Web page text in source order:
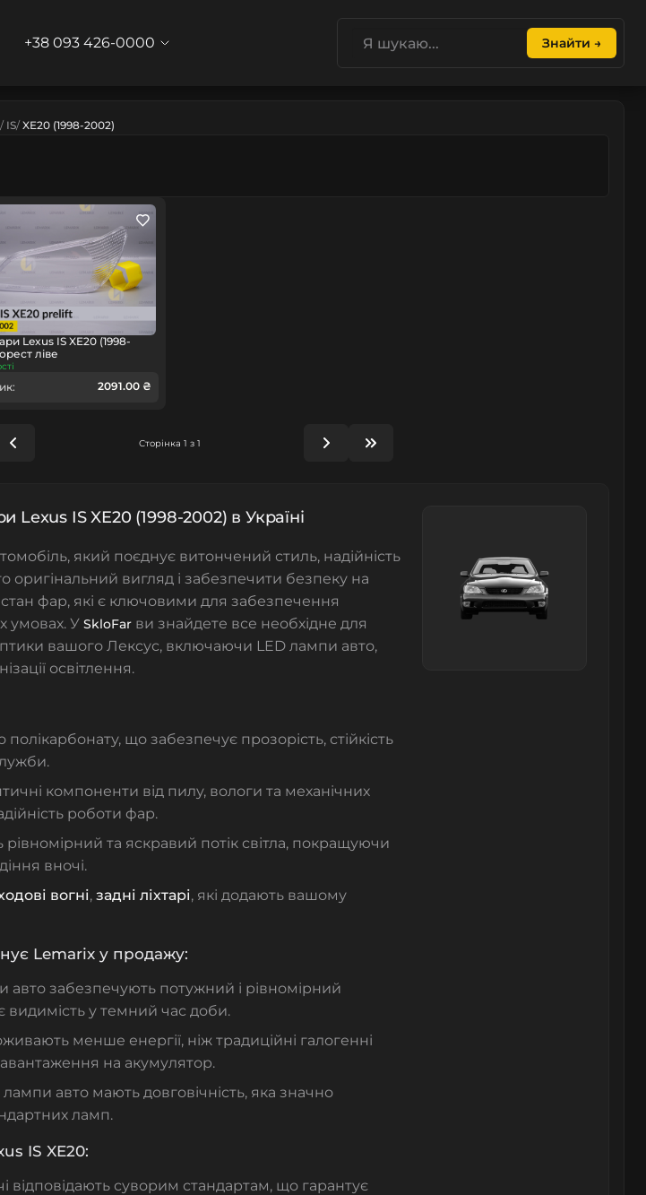
+38 093 426-0000 Знайти →
IS XE20 (1998-2002)
Lexus IS XE20 (1998-
ліве
2091.00 ₴
Сторінка 1 з 1
IS XE20 (1998-2002) в Україні
який поєднує витончений стиль, надійність
оригінальний вигляд і забезпечити безпеку на
фар, які є ключовими для забезпечення
умовах. У SkloFar ви знайдете все необхідне для
вашого Лексус, включаючи LED лампи авто,
освітлення.
полікарбонату, що забезпечує прозорість, стійкість
компоненти від пилу, вологи та механічних
роботи фар.
та яскравий потік світла, покращуючи
вночі.
вогні, задні ліхтарі, які додають вашому
Lemarix у продажу:
авто забезпечують потужний і рівномірний
видимість у темний час доби.
менше енергії, ніж традиційні галогенні
на акумулятор.
авто мають довговічність, яка значно
ламп.
IS XE20:
відповідають суворим стандартам, що гарантує